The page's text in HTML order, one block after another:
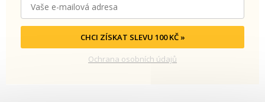
CHCI ZÍSKAT SLEVU 100 KČ »
Ochrana osobních údajů